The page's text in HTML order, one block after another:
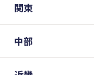
関東
中部